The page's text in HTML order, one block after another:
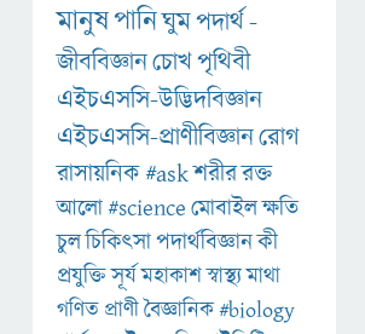
মানুষপানিঘুমপদার্থ-
জীববিজ্ঞানচোখপৃথিবী
এইচএসসি-উদ্ভিদবিজ্ঞান
এইচএসসি-প্রাণীবিজ্ঞানরোগ
রাসায়নিক#askশরীররক্ত
আলো#scienceমোবাইলক্ষতি
চুলচিকিৎসাপদার্থবিজ্ঞানকী
প্রযুক্তিসূর্যমহাকাশস্বাস্থ্যমাথা
গণিত প্রাণীবৈজ্ঞানিক#biology